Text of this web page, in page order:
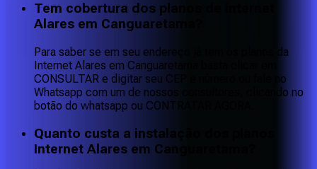
Tem cobertura dos planos de internet
Alares em Canguaretama?
Para saber se em seu endereço já tem os planos da
Internet Alares em Canguaretama basta clicar em
CONSULTAR e digitar seu CEP e número ou fale no
Whatsapp com um de nossos consultores, clicando no
botão do whatsapp ou CONTRATAR AGORA.
Quanto custa a instalação dos planos
Internet Alares em Canguaretama?